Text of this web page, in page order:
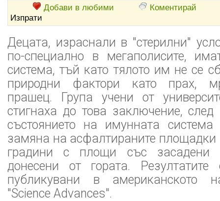
Добави в любими
Коментирай
Изпрати
Децата, израснали в "стерилни"
по-специално в мегаполисите,
система, тъй като тялото им не се
природни фактори като прах,
прашец. Група учени от
стигнаха до това заключение, след
състоянието на имунната
замяна на асфалтираните площадки
градини с площи със засадени
донесени от гората.
публикувани в американското
"Science Advances".